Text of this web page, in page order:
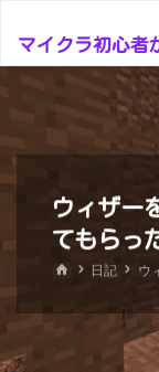
テ
マイクラ初心者
ウィザー
てもらっ
ホ 日記 ウ